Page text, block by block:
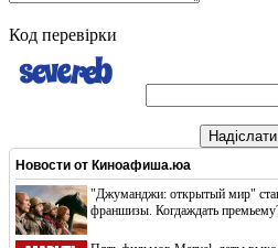
Код перевірки
Надіслати
Новости от Киноафиша.юа
"Джуманджи: открытый мир"
франшизы. Когдаждать